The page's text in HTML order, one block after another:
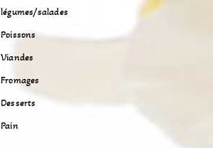
légumes/salades
Poissons
Viandes
Fromages
Desserts
Pain